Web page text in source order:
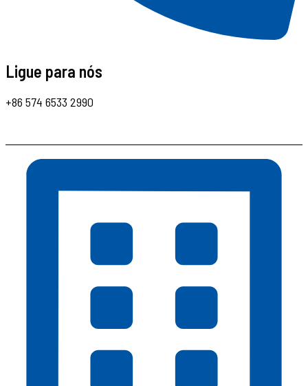
Ligue para nós
+86 574 6533 2990